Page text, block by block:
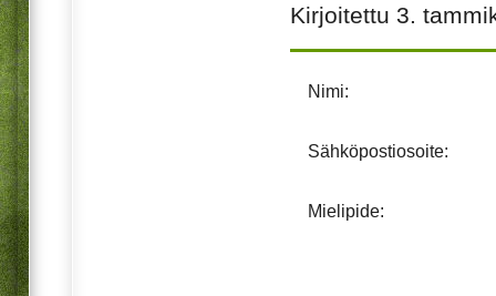
Kirjoitettu 3.
Nimi:
Sähköpostiosoite:
Mielipide: